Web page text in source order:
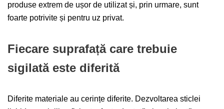
produse extrem de ușor de utilizat și, prin urmare, sunt
foarte potrivite și pentru uz privat.
Fiecare suprafață care trebuie
sigilată este diferită
Diferite materiale au cerințe diferite. Dezvoltarea sticlei